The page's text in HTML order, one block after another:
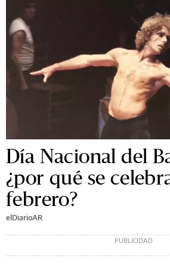
Día Nacional del
¿por qué se
febrero?
elDiarioAR